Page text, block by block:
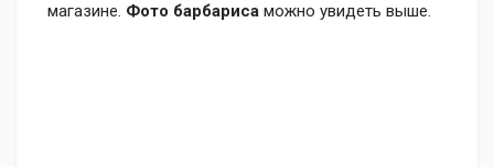
магазине. Фото барбариса можно увидеть выше.